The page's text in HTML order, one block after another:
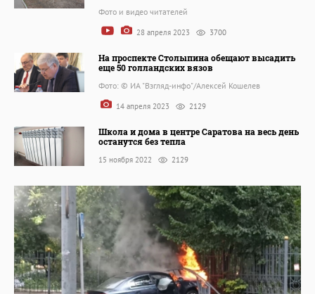
Фото и видео читателей
28 апреля 2023 3700
На проспекте Столыпина обещают высадить
еще 50 голландских вязов
Фото: © ИА "Взгляд-инфо"/Алексей Кошелев
14 апреля 2023 2129
Школа и дома в центре Саратова на весь день
останутся без тепла
15 ноября 2022 2129